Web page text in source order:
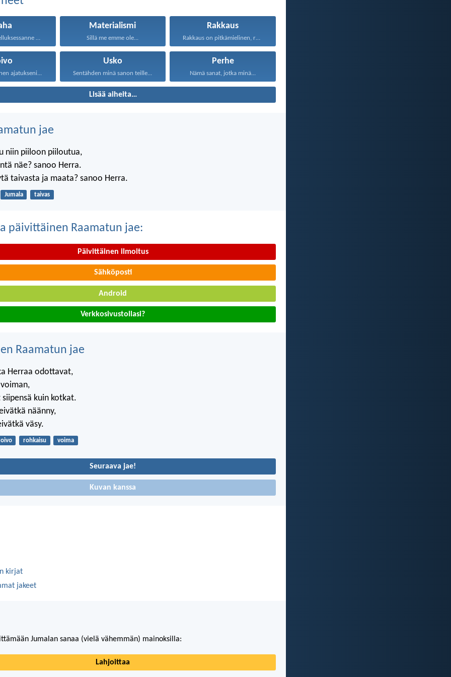
Älkää olko vaelluksessanne ahneita...
Materialismi
Sillä me emme ole...
Rakkaus
Rakkaus on pitkämielinen, rakkaus...
ajatukseni...
Usko
Sentähden minä sanon teille...
Perhe
Nämä sanat, jotka minä...
Lisää aiheita…
jae
niin piiloon piiloutua,
näe? sanoo Herra.
taivasta ja maata? sanoo Herra.
Jumala taivas
päivittäinen Raamatun jae:
Päivittäinen ilmoitus
Sähköposti
Android
Verkkosivustollasi?
Raamatun jae
Herraa odottavat,
kuin kotkat.
näänny,
väsy.
rohkaisu voima
Seuraava jae!
Kuvan kanssa
kirjat
jakeet
Jumalan sanaa (vielä vähemmän) mainoksilla:
Lahjoittaa